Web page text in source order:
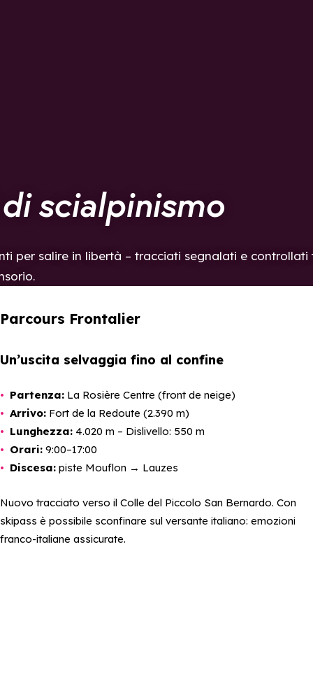
scialpinismo
per salire in libertà – tracciati segnalati e
Parcours Frontalier
Un’uscita selvaggia fino al confine
Partenza: La Rosière Centre (front de neige)
Arrivo: Fort de la Redoute (2.390 m)
Lunghezza: 4.020 m – Dislivello: 550 m
Orari: 9:00–17:00
Discesa: piste Mouflon → Lauzes
Nuovo tracciato verso il Colle del Piccolo San Bernardo. Con
skipass è possibile sconfinare sul versante italiano: emozioni
franco-italiane assicurate.